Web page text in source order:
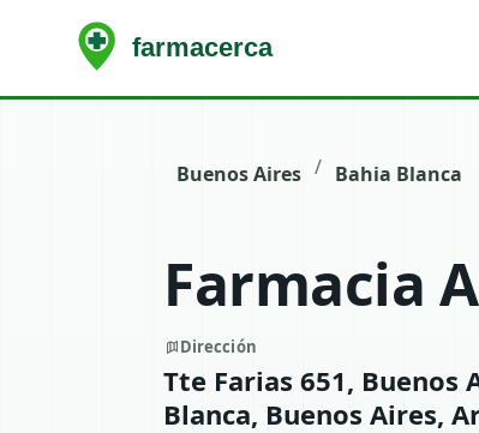
Buenos Aires / Bahia Blanca
Farmacia
Dirección
Tte Farias 651, Buenos
Blanca, Buenos Aires,